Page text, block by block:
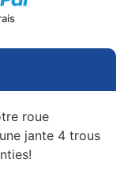
roue
jante 4 trous